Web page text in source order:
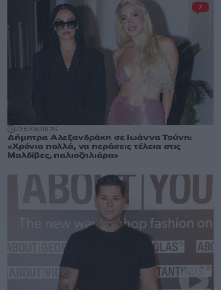
22:5309.08.26
Δήμητρα Αλεξανδράκη σε Ιωάννα Τούνη:
«Χρόνια πολλά, να περάσεις τέλεια στις
Μαλδίβες, παλιοζηλιάρα»
7